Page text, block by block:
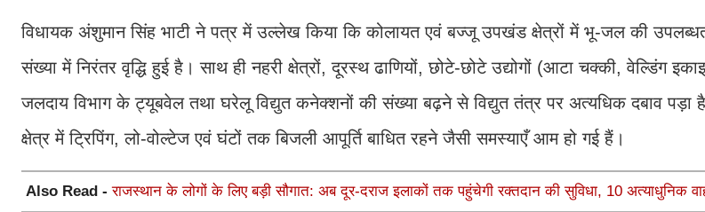
विधायक अंशुमान सिंह भाटी ने पत्र में उल्लेख किया कि कोलायत एवं बज्जू उपखंड क्षेत्रों में भू-जल की
संख्या में निरंतर वृद्धि हुई है। साथ ही नहरी क्षेत्रों, दूरस्थ ढाणियों, छोटे-छोटे उद्योगों (आटा चक्की, वेल्डिंग
जलदाय विभाग के ट्यूबवेल तथा घरेलू विद्युत कनेक्शनों की संख्या बढ़ने से विद्युत तंत्र पर अत्यधिक दबाव पड़ा
क्षेत्र में ट्रिपिंग, लो-वोल्टेज एवं घंटों तक बिजली आपूर्ति बाधित रहने जैसी समस्याएँ आम हो गई हैं।
Also Read -राजस्थान के लोगों के लिए बड़ी सौगात: अब दूर-दराज इलाकों तक पहुंचेगी रक्तदान की सुविधा, 10 अत्याधुनिक